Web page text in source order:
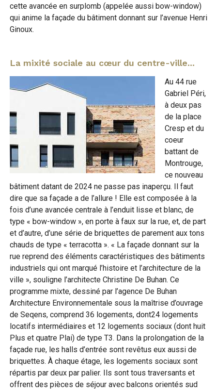
cette avancée en surplomb (appelée aussi bow-window)
qui anime la façade du bâtiment donnant sur l’avenue Henri
Ginoux.
La mixité sociale au cœur du centre-ville...
Au 44 rue
Gabriel Péri,
à deux pas
de la place
Cresp et du
coeur
battant de
Montrouge,
ce nouveau
bâtiment datant de 2024 ne passe pas inaperçu. Il faut
dire que sa façade a de l’allure ! Elle est composée à la
fois d’une avancée centrale à l’enduit lisse et blanc, de
type « bow-window », en porte à faux sur la rue, et, de part
et d’autre, d’une série de briquettes de parement aux tons
chauds de type « terracotta ». « La façade donnant sur la
rue reprend des éléments caractéristiques des bâtiments
industriels qui ont marqué l’histoire et l’architecture de la
ville », souligne l’architecte Christine De Buhan. Ce
programme mixte, dessiné par l’agence De Buhan
Architecture Environnementale sous la maîtrise d’ouvrage
de Seqens, comprend 36 logements, dont24 logements
locatifs intermédiaires et 12 logements sociaux (dont huit
Plus et quatre Plai) de type T3. Dans la prolongation de la
façade rue, les halls d’entrée sont revêtus eux aussi de
briquettes. À chaque étage, les logements sociaux sont
répartis par deux par palier. Ils sont tous traversants et
offrent des pièces de séjour avec balcons orientés sud